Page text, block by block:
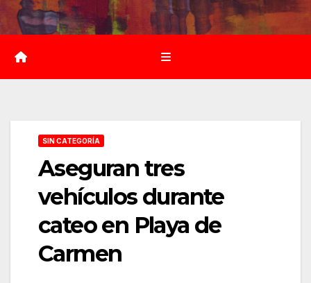
Saltar
al
contenido
SIN CATEGORÍA
Aseguran tres
vehículos durante
cateo en Playa de
Carmen